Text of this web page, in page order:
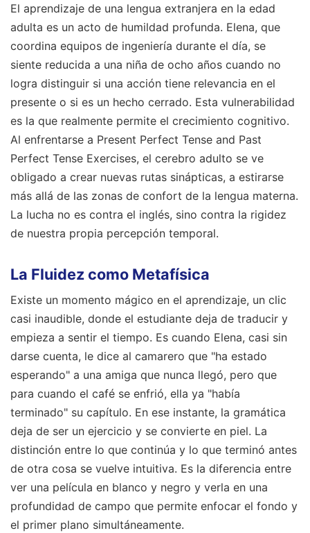
El aprendizaje de una lengua extranjera en la edad
adulta es un acto de humildad profunda. Elena, que
coordina equipos de ingeniería durante el día, se
siente reducida a una niña de ocho años cuando no
logra distinguir si una acción tiene relevancia en el
presente o si es un hecho cerrado. Esta vulnerabilidad
es la que realmente permite el crecimiento cognitivo.
Al enfrentarse a Present Perfect Tense and Past
Perfect Tense Exercises, el cerebro adulto se ve
obligado a crear nuevas rutas sinápticas, a estirarse
más allá de las zonas de confort de la lengua materna.
La lucha no es contra el inglés, sino contra la rigidez
de nuestra propia percepción temporal.
La Fluidez como Metafísica
Existe un momento mágico en el aprendizaje, un clic
casi inaudible, donde el estudiante deja de traducir y
empieza a sentir el tiempo. Es cuando Elena, casi sin
darse cuenta, le dice al camarero que "ha estado
esperando" a una amiga que nunca llegó, pero que
para cuando el café se enfrió, ella ya "había
terminado" su capítulo. En ese instante, la gramática
deja de ser un ejercicio y se convierte en piel. La
distinción entre lo que continúa y lo que terminó antes
de otra cosa se vuelve intuitiva. Es la diferencia entre
ver una película en blanco y negro y verla en una
profundidad de campo que permite enfocar el fondo y
el primer plano simultáneamente.